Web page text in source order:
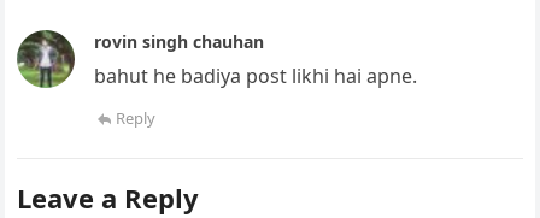
rovin singh chauhan
bahut he badiya post likhi hai apne.
Reply
Leave a Reply